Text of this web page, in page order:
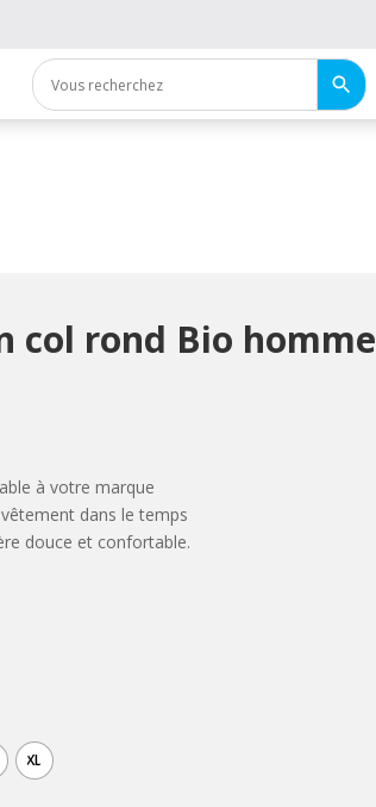
col rond Bio homme
à votre marque
dans le temps
douce et confortable.
XL